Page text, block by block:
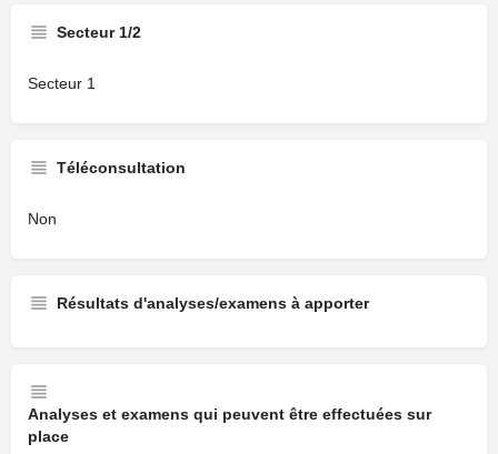
Secteur 1/2
Secteur 1
Téléconsultation
Non
Résultats d'analyses/examens à apporter
Analyses et examens qui peuvent être effectuées sur
place